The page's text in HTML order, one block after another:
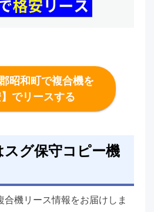
昭和町で複合機を
】でリースする
グ保守コピー機
合機リース情報をお届けしま